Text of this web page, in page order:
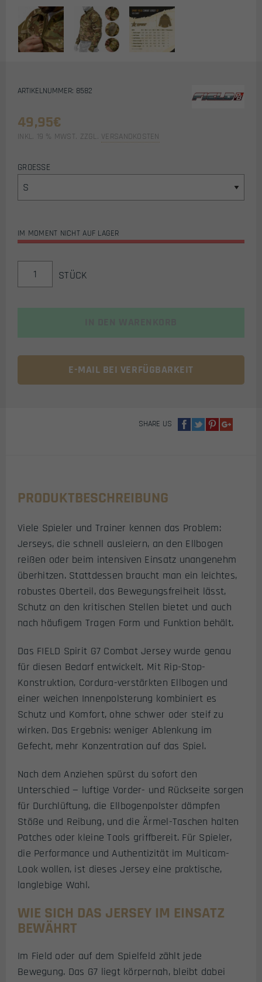
ARTIKELNUMMER: 8582
49,95€
INKL. 19 % MWST. ZZGL. VERSANDKOSTEN
GROESSE
IM MOMENT NICHT AUF LAGER
SPIRIT
G7
MENGE
STÜCK
E-MAIL BEI VERFÜGBARKEIT
SHARE US
PRODUKTBESCHREIBUNG
Viele Spieler und Trainer kennen das Problem:
Jerseys, die schnell ausleiern, an den Ellbogen
reißen oder beim intensiven Einsatz unangenehm
überhitzen. Stattdessen braucht man ein leichtes,
robustes Oberteil, das Bewegungsfreiheit lässt,
Schutz an den kritischen Stellen bietet und auch
nach häufigem Tragen Form und Funktion behält.
Das FIELD Spirit G7 Combat Jersey wurde genau
für diesen Bedarf entwickelt. Mit Rip-Stop-
Konstruktion, Cordura-verstärkten Ellbogen und
einer weichen Innenpolsterung kombiniert es
Schutz und Komfort, ohne schwer oder steif zu
wirken. Das Ergebnis: weniger Ablenkung im
Gefecht, mehr Konzentration auf das Spiel.
Nach dem Anziehen spürst du sofort den
Unterschied — luftige Vorder- und Rückseite sorgen
für Durchlüftung, die Ellbogenpolster dämpfen
Stöße und Reibung, und die Ärmel-Taschen halten
Patches oder kleine Tools griffbereit. Für Spieler,
die Performance und Authentizität im Multicam-
Look wollen, ist dieses Jersey eine praktische,
langlebige Wahl.
WIE SICH DAS JERSEY IM EINSATZ
BEWÄHRT
Im Field oder auf dem Spielfeld zählt jede
Bewegung. Das G7 liegt körpernah, bleibt dabei